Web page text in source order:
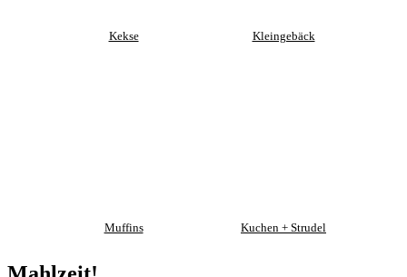
Kekse Kleingebäck
Muffins Kuchen + Strudel